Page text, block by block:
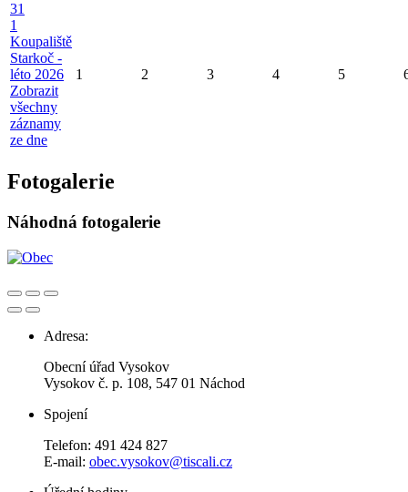
31
1
Koupaliště
Starkoč -
léto 2026
Zobrazit
všechny
záznamy
ze dne
1 2 3 4 5
Fotogalerie
Náhodná fotogalerie
Adresa:
Obecní úřad Vysokov
Vysokov č. p. 108, 547 01 Náchod
Spojení
Telefon: 491 424 827
E-mail: obec.vysokov@tiscali.cz